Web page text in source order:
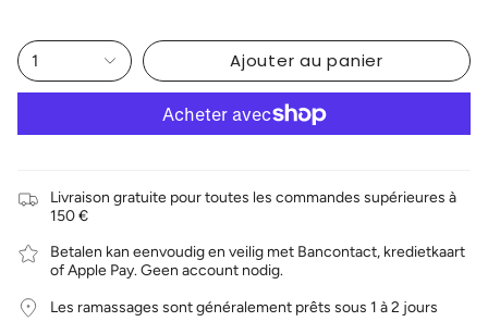
1 Ajouter au panier
Livraison gratuite pour toutes les commandes supérieures à
150 €
Betalen kan eenvoudig en veilig met Bancontact, kredietkaart
of Apple Pay. Geen account nodig.
Les ramassages sont généralement prêts sous 1 à 2 jours